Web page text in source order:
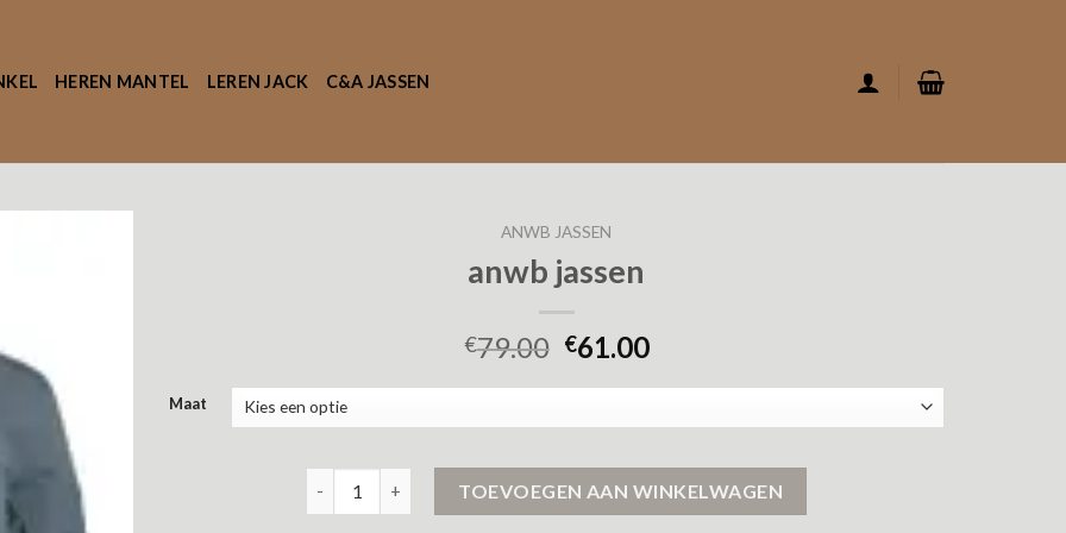
HEREN MANTEL LEREN JACK C&A JASSEN
ANWB JASSEN
anwb jassen
€79.00 €61.00
Maat
TOEVOEGEN AAN WINKELWAGEN